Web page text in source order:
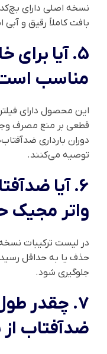
نسخه اصلی دارای
بافت کاملاً رقیق و
5. آیا برای
مناسب
این محصول دارای
قطعی بر منع مصرف
دوران بارداری
توصیه می‌کنند.
6. آیا
واتر مجیک
در لیست ترکیبات
حذف یا به حداقل
جلوگیری شود.
7. چقدر
ضدآفتاب از